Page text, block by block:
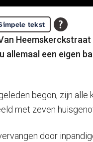
tekst
allemaal een eigen
begon, zijn
met zeven
door